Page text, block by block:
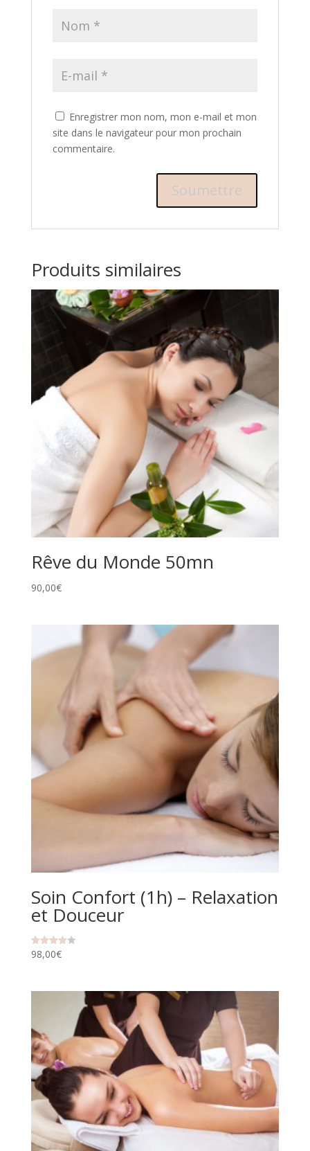
Enregistrer mon nom, mon e-mail et mon
site dans le navigateur pour mon prochain
commentaire.
Produits similaires
Rêve du Monde 50mn
90,00€
Soin Confort (1h) – Relaxation
et Douceur
Note
4.00
98,00€